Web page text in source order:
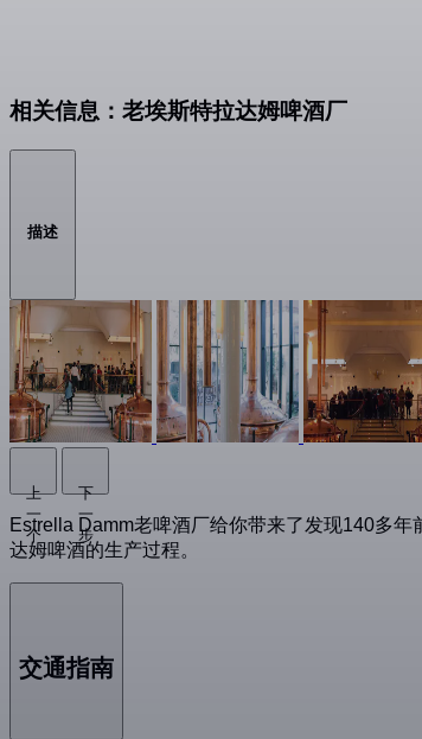
相关信息：老埃斯特拉达姆啤酒厂
描述
上
一
个
下
一
步
Estrella Damm老啤酒厂给你带来了发现140多
达姆啤酒的生产过程。
交通指南